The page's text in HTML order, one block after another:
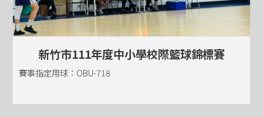
新竹市111年度中小學校際籃球錦標賽
賽事指定用球：OBU-718